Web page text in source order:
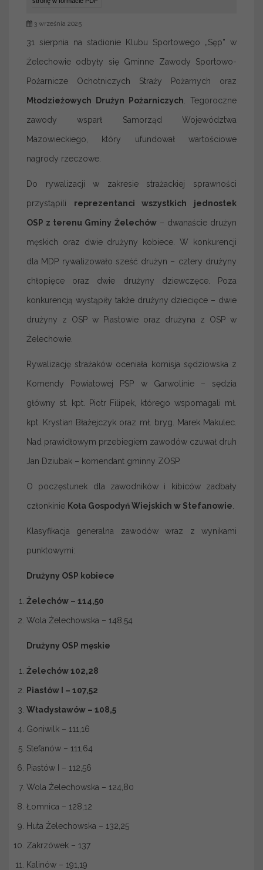
3 września 2025
31 sierpnia na stadionie Klubu Sportowego „Sęp” w
Żelechowie odbyły się Gminne Zawody Sportowo-
Pożarnicze Ochotniczych Straży Pożarnych oraz
Młodzieżowych Drużyn Pożarniczych . Tegoroczne
zawody wsparł Samorząd Województwa
Mazowieckiego, który ufundował wartościowe
nagrody rzeczowe.
Do rywalizacji w zakresie strażackiej sprawności
przystąpili reprezentanci wszystkich jednostek
OSP z terenu Gminy Żelechów– dwanaście drużyn
męskich oraz dwie drużyny kobiece. W konkurencji
dla MDP rywalizowało sześć drużyn – cztery drużyny
chłopięce oraz dwie drużyny dziewczęce. Poza
konkurencją wystąpiły także drużyny dziecięce – dwie
drużyny z OSP w Piastowie oraz drużyna z OSP w
Żelechowie.
Rywalizację strażaków oceniała komisja sędziowska z
Komendy Powiatowej PSP w Garwolinie – sędzia
główny st. kpt. Piotr Filipek, którego wspomagali mł.
kpt. Krystian Błażejczyk oraz mł. bryg. Marek Makulec.
Nad prawidłowym przebiegiem zawodów czuwał druh
Jan Dziubak – komendant gminny ZOSP.
O poczęstunek dla zawodników i kibiców zadbały
członkinie Koła Gospodyń Wiejskich w Stefanowie
Klasyfikacja generalna zawodów wraz z wynikami
punktowymi:
Drużyny OSP kobiece
Żelechów – 114,50
Wola Żelechowska – 148,54
Drużyny OSP męskie
Żelechów 102,28
Piastów I – 107,52
Władysławów – 108,5
Goniwilk – 111,16
Stefanów – 111,64
Piastów I – 112,56
Wola Żelechowska – 124,80
Łomnica – 128,12
Huta Żelechowska – 132,25
Zakrzówek – 137
Kalinów – 191,19